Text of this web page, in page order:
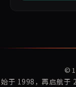
©
始于 1998，再启航于